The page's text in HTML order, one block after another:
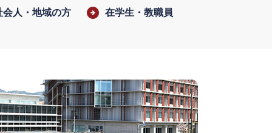
会人・地域の方 在学生・教職員